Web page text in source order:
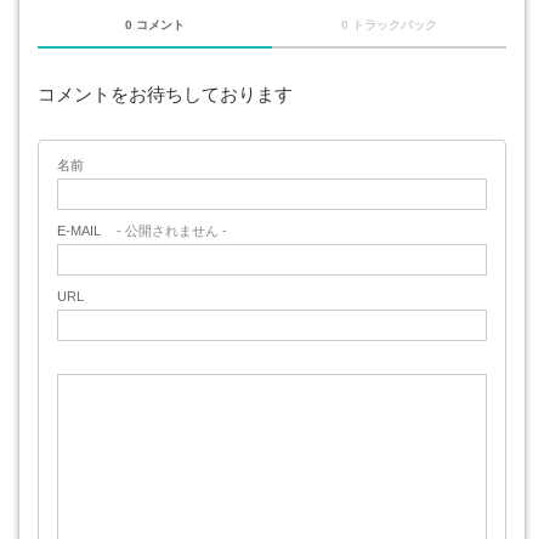
0 コメント 0 トラックバック
コメントをお待ちしております
名前
E-MAIL - 公開されません -
URL